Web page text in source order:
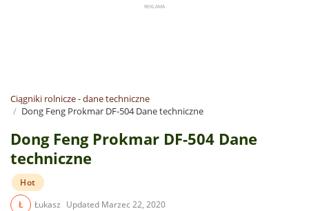
Ciągniki rolnicze - dane techniczne
Dong Feng Prokmar DF-504 Dane techniczne
Dong Feng Prokmar DF-504 Dane
techniczne
Hot
Ł
Łukasz Updated Marzec 22, 2020